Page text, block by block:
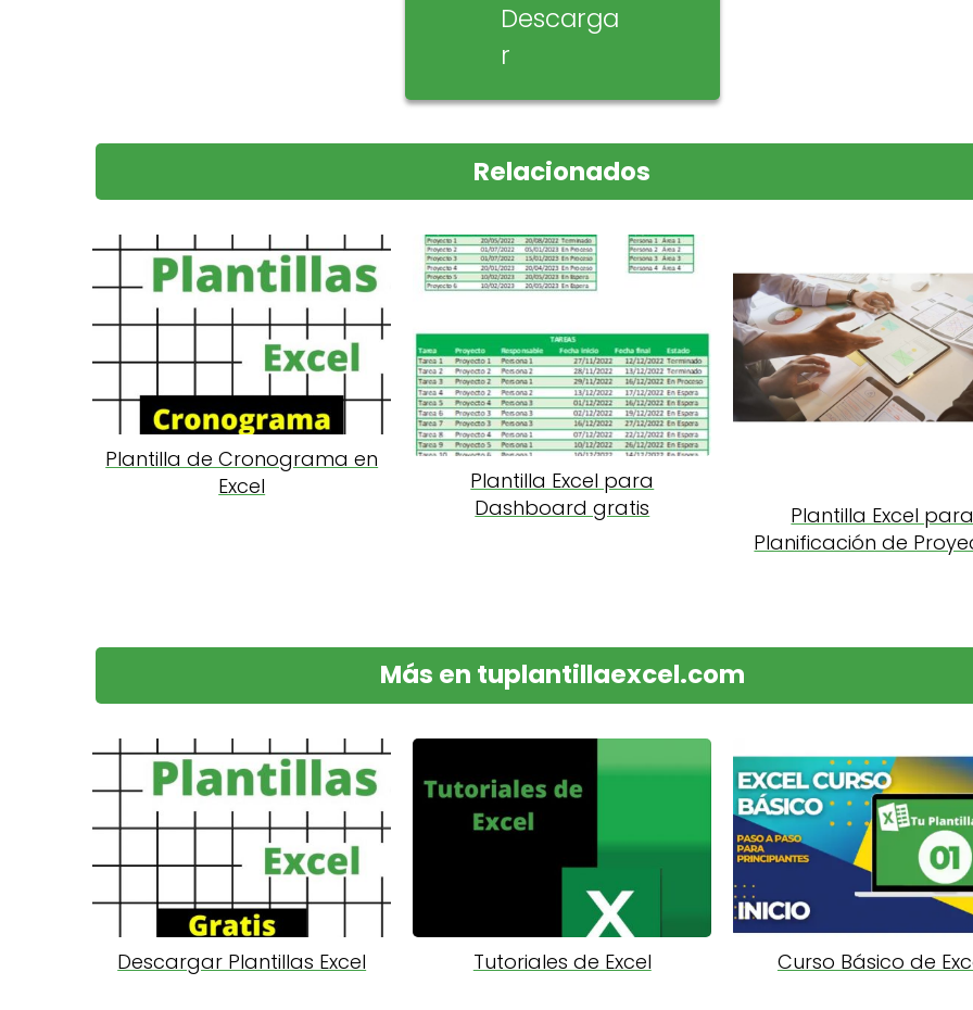
Descarga
r
Relacionados
Plantilla de Cronograma en
Excel
Plantilla Excel para
Dashboard gratis
Plantilla Excel
Planificación de
Más en tuplantillaexcel.com
Descargar Plantillas Excel Tutoriales de Excel Curso Básico de